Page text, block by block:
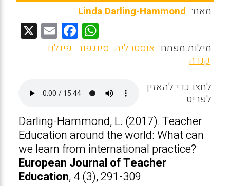
מאת: Linda Darling-Hammond
W
h
A
p
p
F
a
o
o
k
E
m מילות מפתח: אוסטרליה סינגפור פינלנד
קנדה
לחצו כדי להאזין
לפריט
Darling-Hammond, L. (2017). Teacher
Education around the world: What can
we learn from international practice?
European Journal of Teacher
Education, 4 (3), 291-309